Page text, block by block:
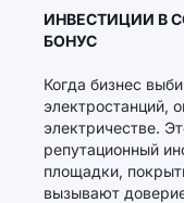
ИНВЕСТИЦИИ В
БОНУС
Когда бизнес
электростанций,
электричестве.
репутационный
площадки,
вызывают